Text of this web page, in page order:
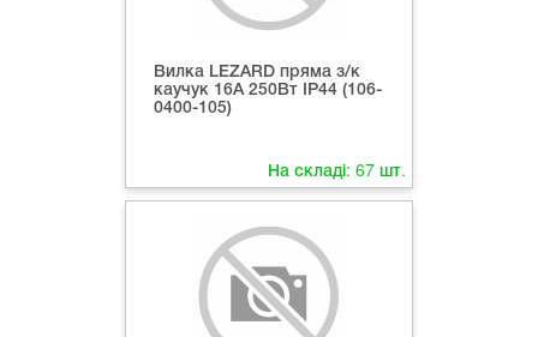
Вилка LEZARD пряма з/к
каучук 16А 250Вт ІР44 (106-
0400-105)
На складі: 67 шт.